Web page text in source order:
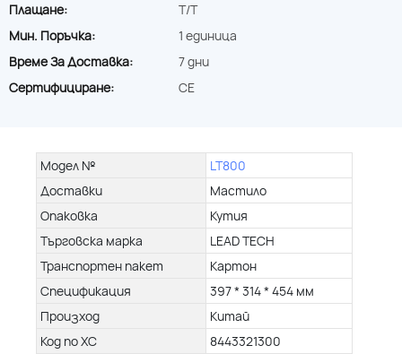
Плащане:
T/T
Мин. Поръчка:
1 единица
Време За Доставка:
7 дни
Сертифициране:
CE
Модел №
LT800
Доставки
Мастило
Опаковка
Кутия
Търговска марка
LEAD TECH
Транспортен пакет
Картон
Спецификация
397 * 314 * 454 мм
Произход
Китай
Код по ХС
8443321300